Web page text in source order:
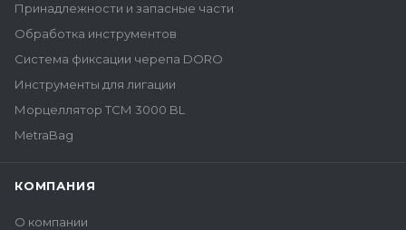
Принадлежности и запасные части
Обработка инструментов
Система фиксации черепа DORO
Инструменты для лигации
Морцеллятор ТСМ 3000 BL
MetraBag
КОМПАНИЯ
О компании